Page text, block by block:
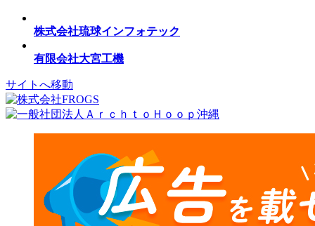
株式会社琉球インフォテック
有限会社大宮工機
サイトへ移動